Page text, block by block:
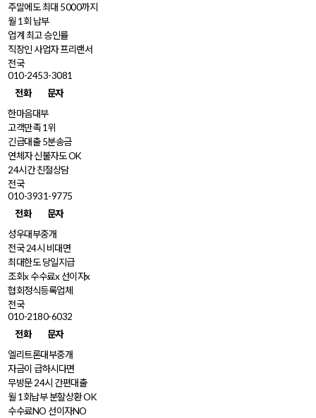
주말에도 최대 5000까지
월 1회 납부
업계 최고 승인률
직장인 사업자 프리랜서
전국
010-2453-3081
전화
문자
한마음대부
고객만족 1위
긴급대출 5분송금
연체자 신불자도 OK
24시간 친절상담
전국
010-3931-9775
전화
문자
성우대부중개
전국 24시 비대면
최대한도 당일지급
조회x 수수료x 선이자x
협회정식등록업체
전국
010-2180-6032
전화
문자
엘리트론대부중개
자금이 급하시다면
무방문 24시 간편대출
월 1회납부 분할상환 OK
수수료NO 선이자NO